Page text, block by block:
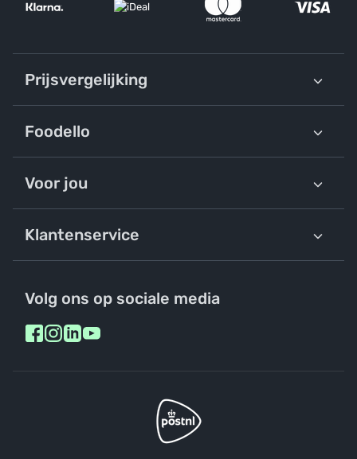
Prijsvergelijking
Foodello
Voor jou
Klantenservice
Volg ons op sociale media